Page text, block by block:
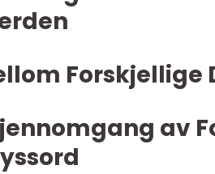
Forskjellige
av